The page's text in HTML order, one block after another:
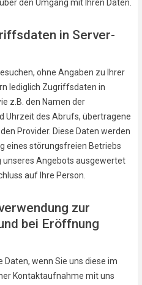
den Umgang mit Ihren Daten.
in Server-
ohne Angaben zu Ihrer
lediglich Zugriffsdaten in
z.B. den Namen der
Uhrzeit des Abrufs, übertragene
Provider. Diese Daten werden
eines störungsfreien Betriebs
unseres Angebots ausgewertet
auf Ihre Person.
zur
bei Eröffnung
wenn Sie uns diese im
Kontaktaufnahme mit uns